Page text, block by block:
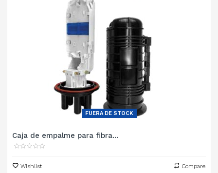
FUERA DE STOCK
Caja de empalme para fibra...
Wishlist Compare